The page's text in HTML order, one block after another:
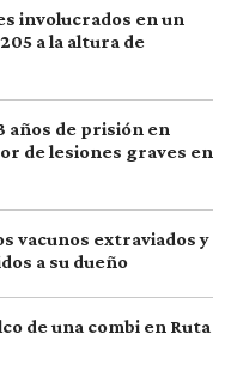
involucrados en un
a la altura de
años de prisión en
de lesiones graves en
vacunos extraviados y
a su dueño
de una combi en Ruta